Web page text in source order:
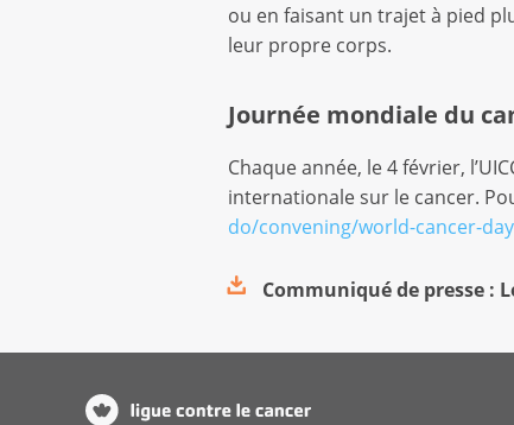
ou en faisant un trajet à pied
leur propre corps.
Journée mondiale du
Chaque année, le 4 février,
internationale sur le cancer.
do/convening/world-cancer-day
Communiqué de presse :